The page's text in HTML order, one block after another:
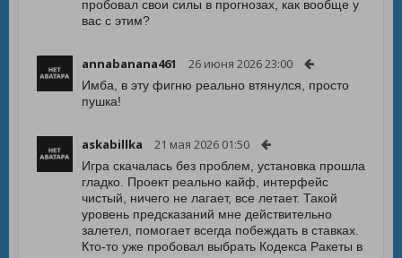
пробовал свои силы в прогнозах, как вообще у
вас с этим?
annabanana461 26 июня 2026 23:00
Имба, в эту фигню реально втянулся, просто
пушка!
askabillka 21 мая 2026 01:50
Игра скачалась без проблем, установка прошла
гладко. Проект реально кайф, интерфейс
чистый, ничего не лагает, все летает. Такой
уровень предсказаний мне действительно
залетел, помогает всегда побеждать в ставках.
Кто-то уже пробовал выбрать Кодекса Ракеты в